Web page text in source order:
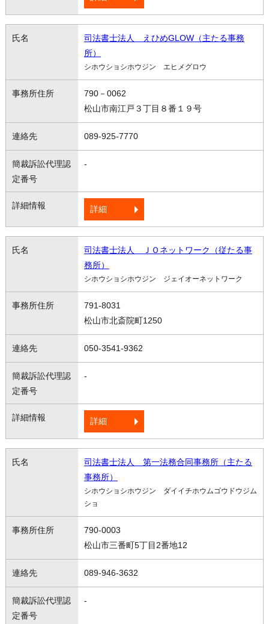
司法書士法人 えひめGLOW（主たる事務
所）
シホウショシホウジン エヒメグロウ
790－0062
松山市南江戸３丁目８番１９号
089-925-7770
-
詳細
司法書士法人 ＪＯネットワーク（従たる事
務所）
シホウショシホウジン ジェイオーネットワーク
791-8031
松山市北斎院町1250
050-3541-9362
-
詳細
司法書士法人 第一法務合同事務所（主たる
事務所）
シホウショシホウジン ダイイチホウムゴウドウジム
ショ
790-0003
松山市三番町5丁目2番地12
089-946-3632
-